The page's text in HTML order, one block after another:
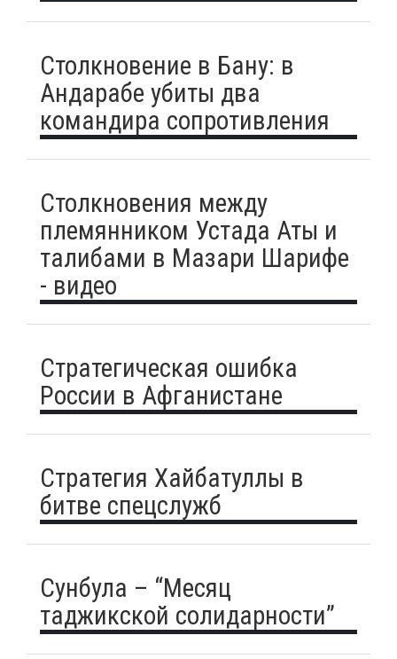
Столкновение в Бану: в
Андарабе убиты два
командира сопротивления
Столкновения между
племянником Устада Аты и
талибами в Мазари Шарифе
- видео
Стратегическая ошибка
России в Афганистане
Стратегия Хайбатуллы в
битве спецслужб
Сунбула – “Месяц
таджикской солидарности”